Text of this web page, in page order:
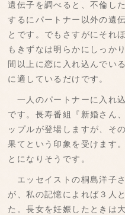
遺伝子を調べると、不倫し
するにパートナー以外の遺
とです。でもさすがにそれ
もきずなは明らかにしっか
間以上に恋に入れ込んでい
に適しているだけです。
一人のパートナーに入れ
です。長寿番組『新婚さん
ップルが登場しますが、そ
果てという印象を受けます
とになりそうです。
エッセイストの桐島洋子
が、私の記憶によれば３人
た。長女を妊娠したときは